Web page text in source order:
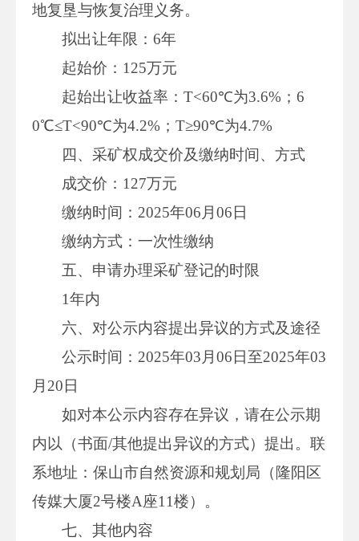
地复垦与恢复治理义务。
拟出让年限：6年
起始价：125万元
起始出让收益率：T<60℃为3.6%；6
0℃≤T<90℃为4.2%；T≥90℃为4.7%
四、采矿权成交价及缴纳时间、方式
成交价：127万元
缴纳时间：2025年06月06日
缴纳方式：一次性缴纳
五、申请办理采矿登记的时限
1年内
六、对公示内容提出异议的方式及途径
公示时间：2025年03月06日至2025年03
月20日
如对本公示内容存在异议，请在公示期
内以（书面/其他提出异议的方式）提出。联
系地址：保山市自然资源和规划局（隆阳区
传媒大厦2号楼A座11楼）。
七、其他内容